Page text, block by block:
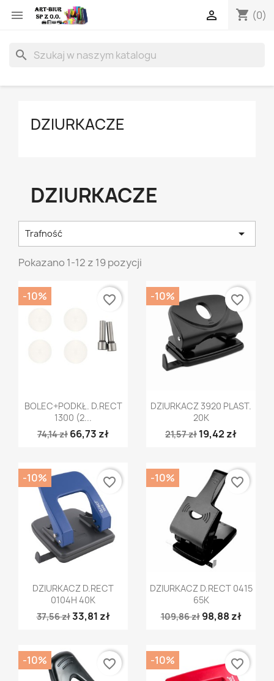
 shopping_cart (0)

search
DZIURKACZE
DZIURKACZE
Trafność 
Pokazano 1-12 z 19 pozycji
Szybki podgląd
BOLEC+PODKŁ. D.RECT
1300 (2...
74,14 zł 66,73 zł
-10% favorite_border
Szybki podgląd
DZIURKACZ 3920 PLAST.
20K
21,57 zł 19,42 zł
-10% favorite_border
Szybki podgląd
DZIURKACZ D.RECT
0104H 40K
37,56 zł33,81 zł
-10% favorite_border
Szybki podgląd
DZIURKACZ D.RECT 0415
65K
109,86 zł 98,88 zł
-10% favorite_border
-10% favorite_border -10% favorite_border